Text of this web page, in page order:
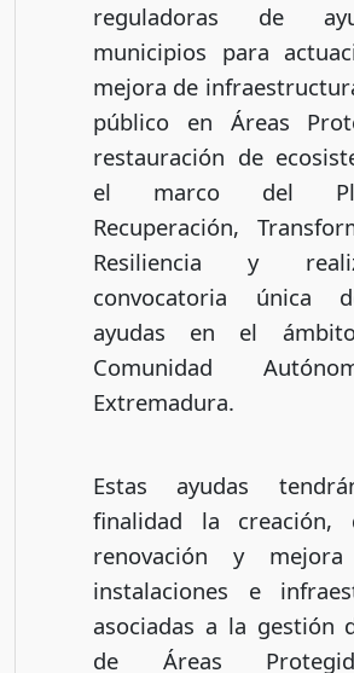
reguladoras de
municipios para
mejora de
público en Áreas
restauración de
el marco del
Recuperación,
Resiliencia y
convocatoria única
ayudas en el
Comunidad
Extremadura.
Estas ayudas
finalidad la creación,
renovación y
instalaciones e
asociadas a la gestión
de Áreas